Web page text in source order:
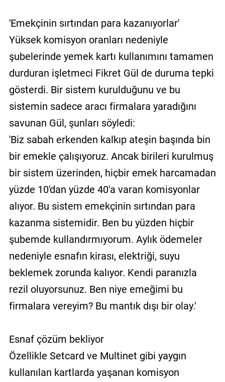
'Emekçinin sırtından para kazanıyorlar'
Yüksek komisyon oranları nedeniyle
şubelerinde yemek kartı kullanımını tamamen
durduran işletmeci Fikret Gül de duruma tepki
gösterdi. Bir sistem kurulduğunu ve bu
sistemin sadece aracı firmalara yaradığını
savunan Gül, şunları söyledi:
'Biz sabah erkenden kalkıp ateşin başında bin
bir emekle çalışıyoruz. Ancak birileri kurulmuş
bir sistem üzerinden, hiçbir emek harcamadan
yüzde 10'dan yüzde 40'a varan komisyonlar
alıyor. Bu sistem emekçinin sırtından para
kazanma sistemidir. Ben bu yüzden hiçbir
şubemde kullandırmıyorum. Aylık ödemeler
nedeniyle esnafın kirası, elektriği, suyu
beklemek zorunda kalıyor. Kendi paranızla
rezil oluyorsunuz. Ben niye emeğimi bu
firmalara vereyim? Bu mantık dışı bir olay.'
Esnaf çözüm bekliyor
Özellikle Setcard ve Multinet gibi yaygın
kullanılan kartlarda yaşanan komisyon